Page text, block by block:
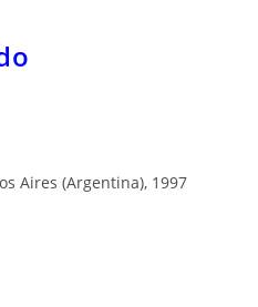
Aires (Argentina), 1997